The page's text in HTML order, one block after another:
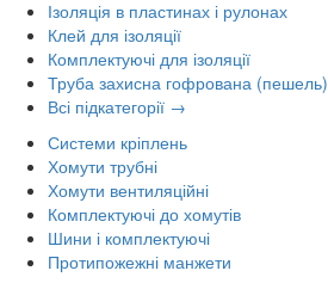
Ізоляція в пластинах і рулонах
Клей для ізоляції
Комплектуючі для ізоляції
Труба захисна гофрована (пешель)
Всі підкатегорії →
Системи кріплень
Хомути трубні
Хомути вентиляційні
Комплектуючі до хомутів
Шини і комплектуючі
Протипожежні манжети